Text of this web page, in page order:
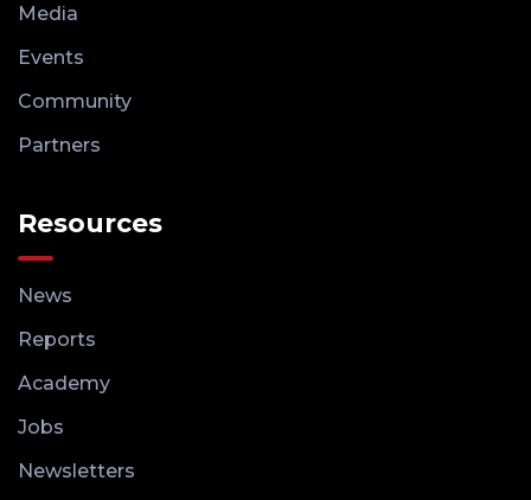
Media
Events
Community
Partners
Resources
News
Reports
Academy
Jobs
Newsletters